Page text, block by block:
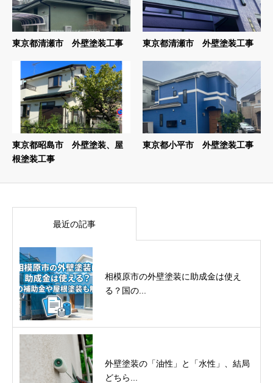
東京都清瀬市 外壁塗装工事 東京都清瀬市 外壁塗装工事
東京都昭島市 外壁塗装、屋
根塗装工事
東京都小平市 外壁塗装工事
最近の記事
相模原市の外壁塗装に助成金は使え
る？国の...
外壁塗装の「油性」と「水性」、結局
どちら...